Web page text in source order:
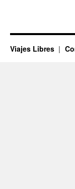
Viajes Libres